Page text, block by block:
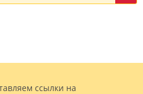
ссылки на